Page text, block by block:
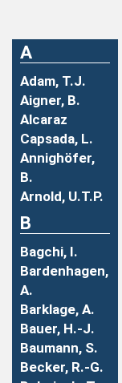
A
Adam, T.J.
Aigner, B.
Alcaraz
Capsada, L.
Annighöfer,
B.
Arnold, U.T.P.
B
Bagchi, I.
Bardenhagen,
A.
Barklage, A.
Bauer, H.-J.
Baumann, S.
Becker, R.-G.